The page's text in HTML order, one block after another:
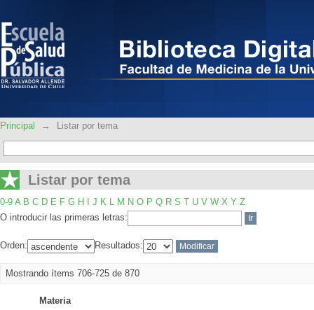
Principal → Listar por tema
Listar por tema
0-9 A B C D E F G H J K L M N O P Q R S T U V W X Y Z
O introducir las primeras letras:
Orden: Resultados:
Mostrando ítems 706-725 de 870
Materia